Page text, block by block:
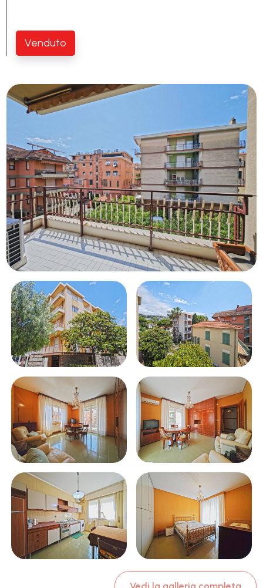
Venduto
Vista mare